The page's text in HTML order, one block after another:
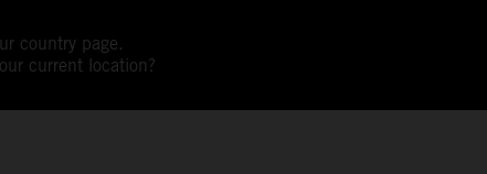
country page.
current location?